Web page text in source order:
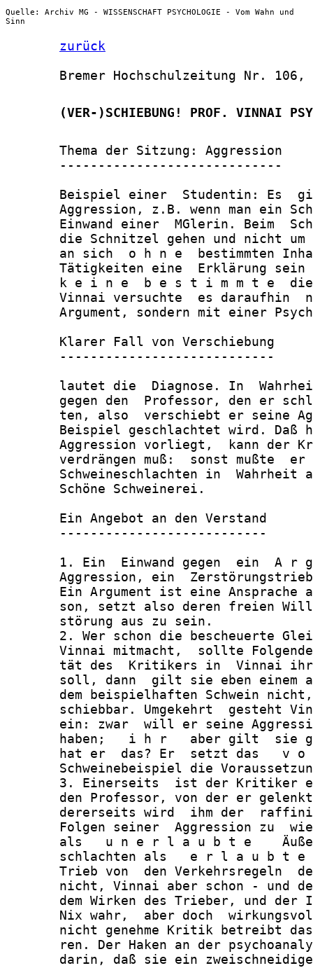
Quelle: Archiv MG - WISSENSCHAFT PSYCHOLOGIE - Vom Wahn und
Sinn
zurück
Bremer Hochschulzeitung Nr. 106,
(VER-)SCHIEBUNG! PROF. VINNAI
       Thema der Sitzung: Aggression
       -----------------------------
Beispiel einer  Studentin: Es
Aggression, z.B. wenn man ein
Einwand einer  MGlerin. Beim
die Schnitzel gehen und nicht
an sich  o h n e  bestimmten
Tätigkeiten eine  Erklärung
k e i n e  b e s t i m m t e
Vinnai versuchte  es daraufhin
Argument, sondern mit einer
       Klarer Fall von Verschiebung
       ----------------------------
lautet die  Diagnose. In
gegen den  Professor, den er
ten, also  verschiebt er seine
Beispiel geschlachtet wird. Daß
Aggression vorliegt,  kann der
verdrängen muß:  sonst mußte
Schweineschlachten in  Wahrheit
       Schöne Schweinerei.
       Ein Angebot an den Verstand
       ---------------------------
1. Ein  Einwand gegen  ein  A r
Aggression, ein
Ein Argument ist eine Ansprache
son, setzt also deren freien
       störung aus zu sein.
2. Wer schon die bescheuerte
Vinnai mitmacht,  sollte
tät des  Kritikers in  Vinnai
soll, dann  gilt sie eben einem
dem beispielhaften Schwein
schiebbar. Umgekehrt  gesteht
ein: zwar  will er seine
haben;   i h r   aber gilt  sie
hat er  das? Er  setzt das   v
Schweinebeispiel die
3. Einerseits  ist der Kritiker
den Professor, von der er
dererseits wird  ihm der
Folgen seiner  Aggression zu
als   u n e r l a u b t e
schlachten als   e r l a u b t
Trieb von  den Verkehrsregeln
nicht, Vinnai aber schon - und
dem Wirken des Trieber, und der
Nix wahr,  aber doch
nicht genehme Kritik betreibt
ren. Der Haken an der
darin, daß sie ein